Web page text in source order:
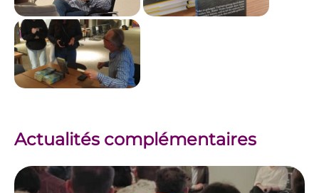
Actualités complémentaires